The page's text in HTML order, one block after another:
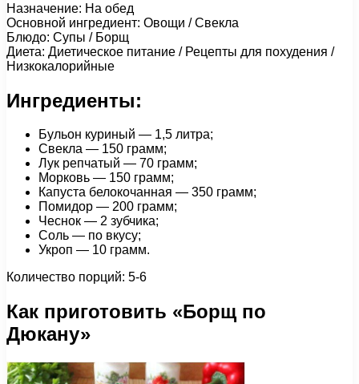
Назначение: На обед
Основной ингредиент: Овощи / Свекла
Блюдо: Супы / Борщ
Диета: Диетическое питание / Рецепты для похудения /
Низкокалорийные
Ингредиенты:
Бульон куриный — 1,5 литра;
Свекла — 150 грамм;
Лук репчатый — 70 грамм;
Морковь — 150 грамм;
Капуста белокочанная — 350 грамм;
Помидор — 200 грамм;
Чеснок — 2 зубчика;
Соль — по вкусу;
Укроп — 10 грамм.
Количество порций: 5-6
Как приготовить «Борщ по
Дюкану»